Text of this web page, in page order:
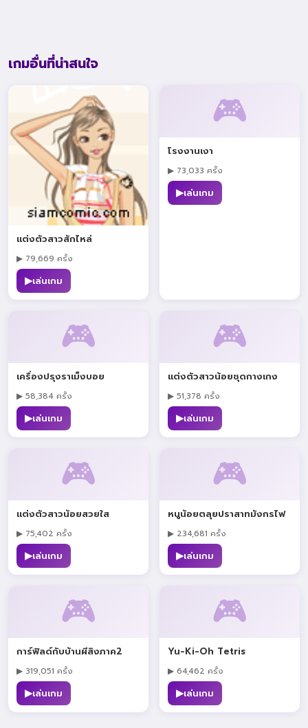
เกมอื่นที่น่าสนใจ
แต่งตัวสาวสักไหล่
▶ 79,669 ครั้ง
▶เล่นเกม
🎮
โรงงานเงา
▶ 73,033 ครั้ง
▶เล่นเกม
🎮
เครื่องปรุงราเม็งบอย
▶ 58,384 ครั้ง
▶เล่นเกม
🎮
แต่งตัวสาวน้อยชุดกางเกง
▶ 51,378 ครั้ง
▶เล่นเกม
🎮
แต่งตัวสาวน้อยสวยใส
▶ 75,402 ครั้ง
▶เล่นเกม
🎮
หนูน้อยตลุยปราสาทมังกรไฟ
▶ 234,681 ครั้ง
▶เล่นเกม
🎮
การ์ฟิลด์กับบ้านผีสิงภาค2
▶ 319,051 ครั้ง
▶เล่นเกม
🎮
Yu-Ki-Oh Tetris
▶ 64,462 ครั้ง
▶เล่นเกม